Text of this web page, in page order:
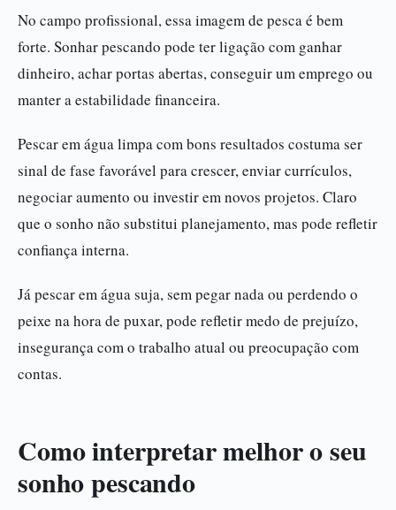
No campo profissional, essa imagem de pesca é bem
forte. Sonhar pescando pode ter ligação com ganhar
dinheiro, achar portas abertas, conseguir um emprego ou
manter a estabilidade financeira.
Pescar em água limpa com bons resultados costuma ser
sinal de fase favorável para crescer, enviar currículos,
negociar aumento ou investir em novos projetos. Claro
que o sonho não substitui planejamento, mas pode refletir
confiança interna.
Já pescar em água suja, sem pegar nada ou perdendo o
peixe na hora de puxar, pode refletir medo de prejuízo,
insegurança com o trabalho atual ou preocupação com
contas.
Como interpretar melhor o seu
sonho pescando